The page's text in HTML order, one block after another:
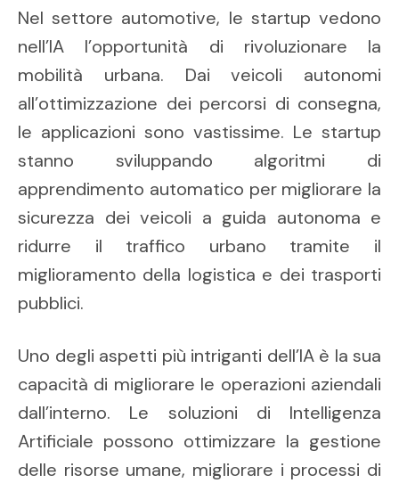
Nel settore automotive, le startup vedono
nell’IA l’opportunità di rivoluzionare la
mobilità urbana. Dai veicoli autonomi
all’ottimizzazione dei percorsi di consegna,
le applicazioni sono vastissime. Le startup
stanno sviluppando algoritmi di
apprendimento automatico per migliorare la
sicurezza dei veicoli a guida autonoma e
ridurre il traffico urbano tramite il
miglioramento della logistica e dei trasporti
pubblici.
Uno degli aspetti più intriganti dell’IA è la sua
capacità di migliorare le operazioni aziendali
dall’interno. Le soluzioni di Intelligenza
Artificiale possono ottimizzare la gestione
delle risorse umane, migliorare i processi di